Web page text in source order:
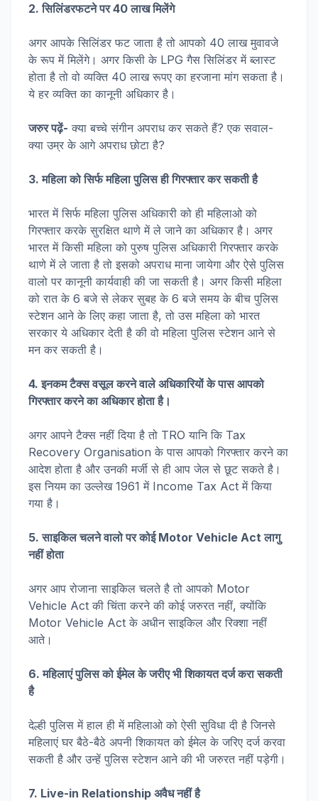
2. सिलिंडरफटने पर 40 लाख मिलेंगे
अगर आपके सिलिंडर फट जाता है तो आपको 40 लाख मुवावजे
के रूप में मिलेंगे। अगर किसी के LPG गैस सिलिंडर में ब्लास्ट
होता है तो वो व्यक्ति 40 लाख रूपए का हरजाना मांग सकता है।
ये हर व्यक्ति का कानूनी अधिकार है।
जरुर पढ़ें- क्या बच्चे संगीन अपराध कर सकते हैं? एक सवाल-
क्या उम्र के आगे अपराध छोटा है?
3. महिला को सिर्फ महिला पुलिस ही गिरफ्तार कर सकती है
भारत में सिर्फ महिला पुलिस अधिकारी को ही महिलाओ को
गिरफ्तार करके सुरक्षित थाणे में ले जाने का अधिकार है। अगर
भारत में किसी महिला को पुरुष पुलिस अधिकारी गिरफ्तार करके
थाणे में ले जाता है तो इसको अपराध माना जायेगा और ऐसे पुलिस
वालो पर कानूनी कार्यवाही की जा सकती है। अगर किसी महिला
को रात के 6 बजे से लेकर सुबह के 6 बजे समय के बीच पुलिस
स्टेशन आने के लिए कहा जाता है, तो उस महिला को भारत
सरकार ये अधिकार देती है की वो महिला पुलिस स्टेशन आने से
मन कर सकती है।
4. इनकम टैक्स वसूल करने वाले अधिकारियों के पास आपको
गिरफ्तार करने का अधिकार होता है।
अगर आपने टैक्स नहीं दिया है तो TRO यानि कि Tax
Recovery Organisation के पास आपको गिरफ्तार करने का
आदेश होता है और उनकी मर्जी से ही आप जेल से छूट सकते है।
इस नियम का उल्लेख 1961 में Income Tax Act में किया
गया है।
5. साइकिल चलने वालो पर कोई Motor Vehicle Act लागु
नहीं होता
अगर आप रोजाना साइकिल चलते है तो आपको Motor
Vehicle Act की चिंता करने की कोई जरुरत नहीं, क्योंकि
Motor Vehicle Act के अधीन साइकिल और रिक्शा नहीं
आते।
6. महिलाएं पुलिस को ईमेल के जरीए भी शिकायत दर्ज करा सकती
है
देल्ही पुलिस में हाल ही में महिलाओ को ऐसी सुविधा दी है जिनसे
महिलाएं घर बैठे-बैठे अपनी शिकायत को ईमेल के जरिए दर्ज करवा
सकती है और उन्हें पुलिस स्टेशन आने की भी जरुरत नहीं पड़ेगी।
7. Live-in Relationship अवैध नहीं है